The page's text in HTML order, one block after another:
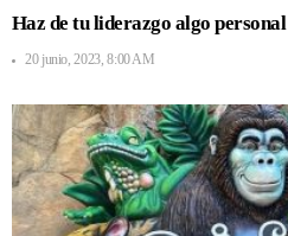
Haz de tu liderazgo algo personal
20 junio, 2023, 8:00 AM